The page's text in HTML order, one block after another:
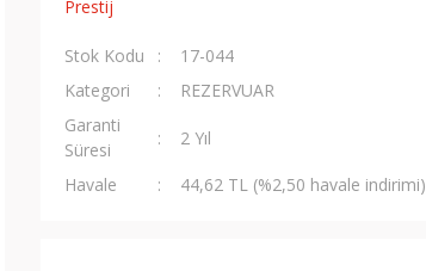
Prestij
Stok Kodu
17-044
Kategori
REZERVUAR
Garanti
Süresi
2 Yıl
Havale 44,62 TL (%2,50 havale indirimi)